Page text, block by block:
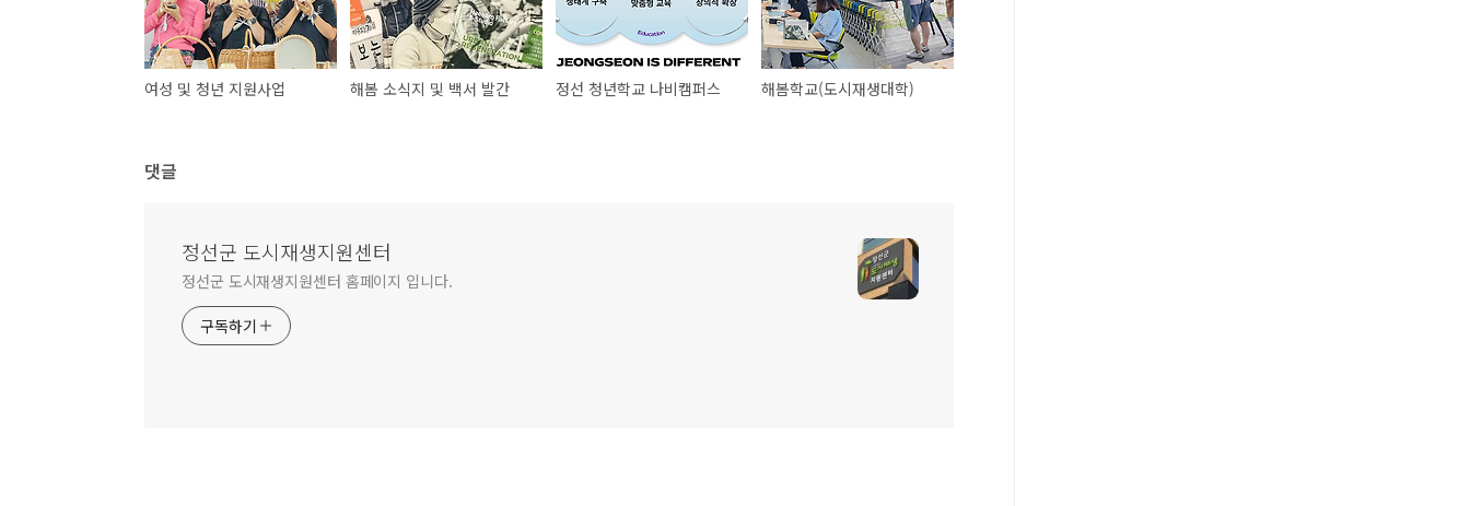
여성 및 청년 지원사업 해봄 소식지 및 백서 발간 정선 청년학교 나비캠퍼스 해봄학교(도시재생대학)
댓글
정선군 도시재생지원센터
정선군 도시재생지원센터 홈페이지 입니다.
구독하기